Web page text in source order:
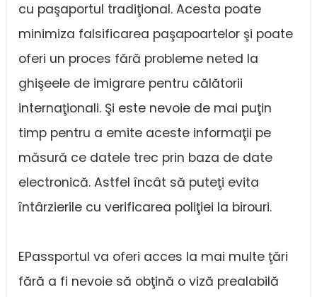
cu paşaportul tradiţional. Acesta poate
minimiza falsificarea paşapoartelor şi poate
oferi un proces fără probleme neted la
ghişeele de imigrare pentru călătorii
internaţionali. Şi este nevoie de mai puţin
timp pentru a emite aceste informaţii pe
măsură ce datele trec prin baza de date
electronică. Astfel încât să puteţi evita
întârzierile cu verificarea poliţiei la birouri.
EPassportul va oferi acces la mai multe ţări
fără a fi nevoie să obţină o viză prealabilă